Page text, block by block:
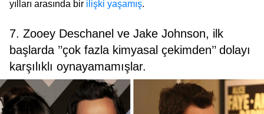
yılları arasında bir ilişki yaşamış.
7. Zooey Deschanel ve Jake Johnson, ilk
başlarda ’’çok fazla kimyasal çekimden’’ dolayı
karşılıklı oynayamamışlar.